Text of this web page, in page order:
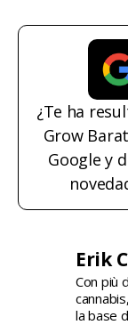
¿Te ha
Grow
Google y
Erik
Con più
la base